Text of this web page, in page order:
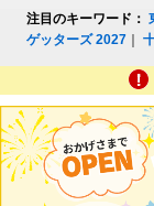
注目のキーワード：
ゲッターズ 2027 ｜